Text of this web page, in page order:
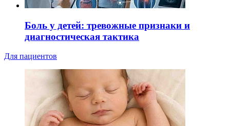
Боль у детей: тревожные признаки и
диагностическая тактика
Для пациентов